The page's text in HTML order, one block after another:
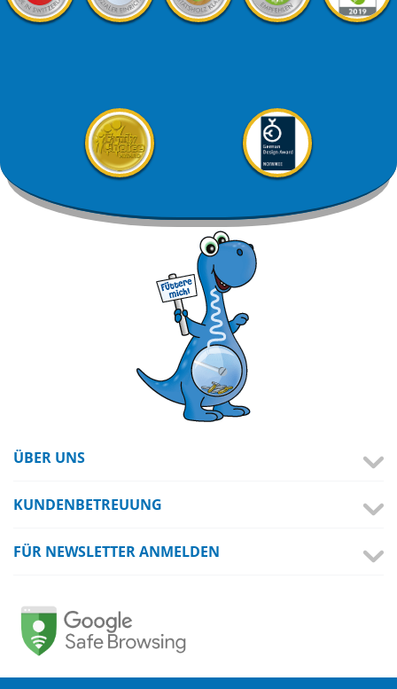
ÜBER UNS
KUNDENBETREUUNG
FÜR NEWSLETTER ANMELDEN